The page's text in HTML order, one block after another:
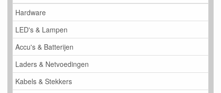
Hardware
LED's & Lampen
Accu's & Batterijen
Laders & Netvoedingen
Kabels & Stekkers